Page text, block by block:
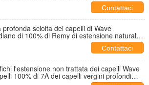
Contattaci
profonda sciolta dei capelli di Wave
di 100% di Remy di estensione naturale
Contattaci
l'estensione non trattata dei capelli Wave
100% di 7A dei capelli vergini profondi